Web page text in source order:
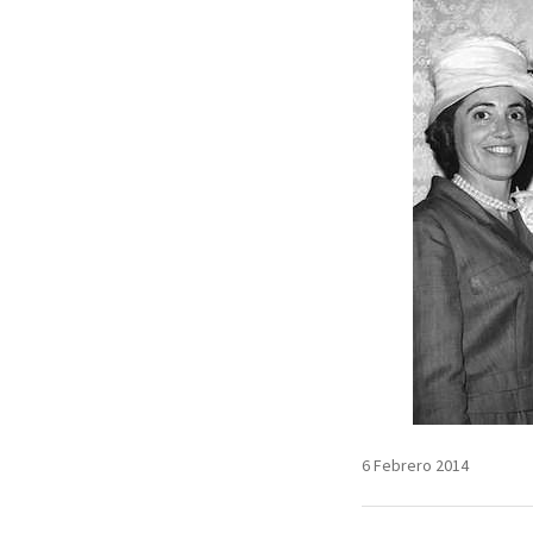
6 Febrero 2014